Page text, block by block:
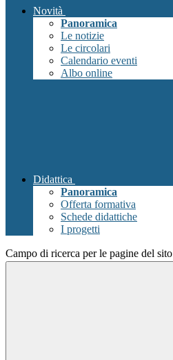
Novità
Panoramica
Le notizie
Le circolari
Calendario eventi
Albo online
Didattica
Panoramica
Offerta formativa
Schede didattiche
I progetti
Campo di ricerca per le pagine del sito